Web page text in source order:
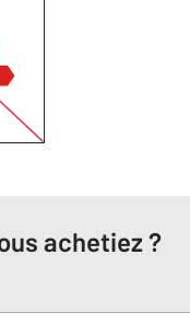
achetiez ?